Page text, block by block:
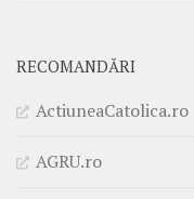
RECOMANDĂRI
ActiuneaCatolica.ro
AGRU.ro